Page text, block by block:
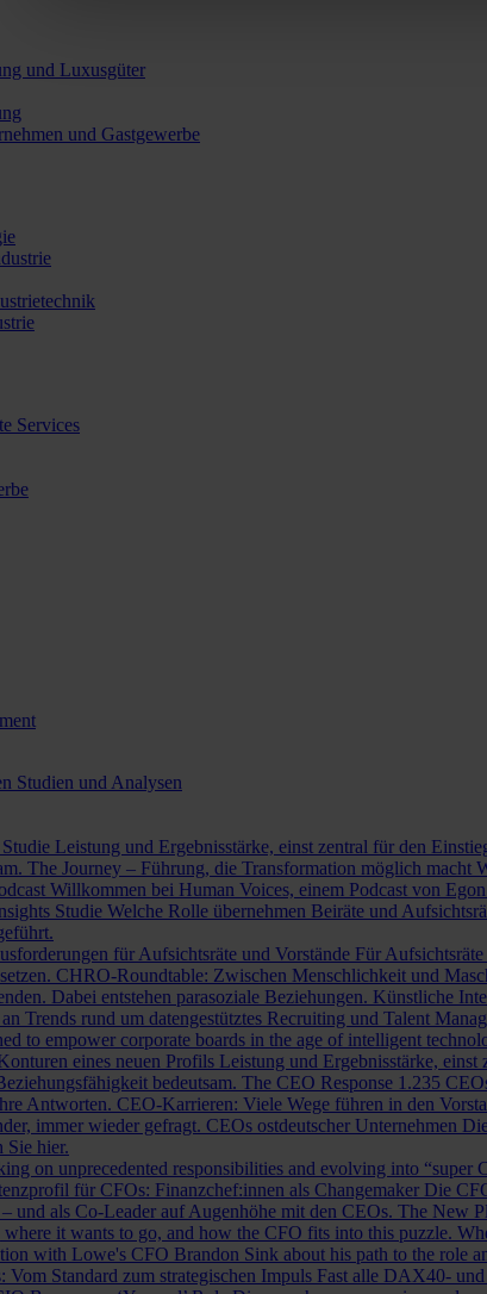
und Luxusgüter
und Gastgewerbe
Services
Studien und Analysen
Leistung und Ergebnisstärke, einst zentral für den
The Journey – Führung, die Transformation möglich macht
Willkommen bei Human Voices, einem Podcast von
Studie Welche Rolle übernehmen Beiräte und
für Aufsichtsräte und Vorstände Für
CHRO-Roundtable: Zwischen Menschlichkeit und
Dabei entstehen parasoziale Beziehungen. Künstliche
Trends rund um datengestütztes Recruiting und Talent
to empower corporate boards in the age of intelligent
eines neuen Profils Leistung und Ergebnisstärke,
bedeutsam. The CEO Response 1.235
Antworten. CEO-Karrieren: Viele Wege führen in den
immer wieder gefragt. CEOs ostdeutscher Unternehmen
Sie hier.
on unprecedented responsibilities and evolving into
für CFOs: Finanzchef:innen als Changemaker Die
und als Co-Leader auf Augenhöhe mit den CEOs. The New
it wants to go, and how the CFO fits into this puzzle.
with Lowe's CFO Brandon Sink about his path to the role
Standard zum strategischen Impuls Fast alle DAX40-